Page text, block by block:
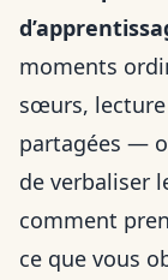
moments
sœurs, lecture
partagées —
de verbaliser
comment
ce que vous